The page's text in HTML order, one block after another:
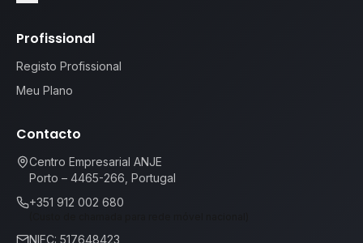
Profissional
Registo Profissional
Meu Plano
Contacto
Centro Empresarial ANJE
Porto – 4465-266, Portugal
+351 912 002 680
NIFC: 517648423